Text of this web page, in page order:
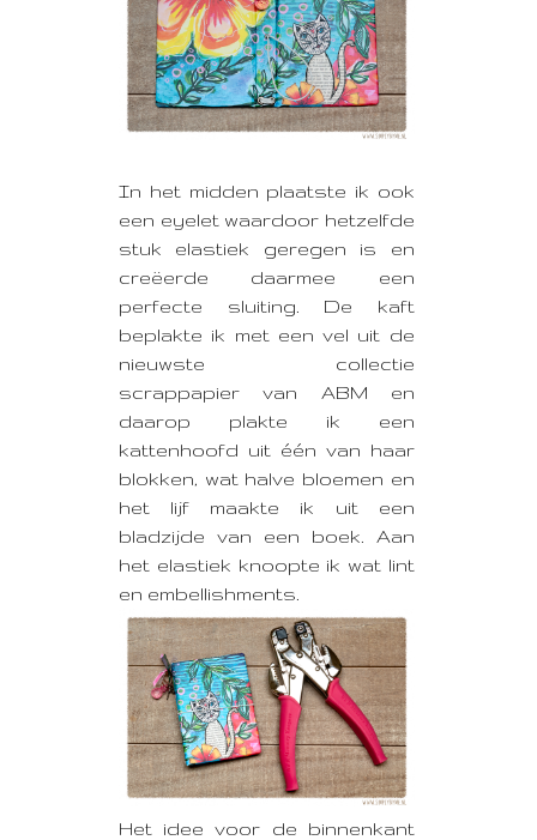
In het midden plaatste ik ook
een eyelet waardoor hetzelfde
stuk elastiek geregen is en
creëerde daarmee een
perfecte sluiting. De kaft
beplakte ik met een vel uit de
nieuwste collectie
scrappapier van ABM en
daarop plakte ik een
kattenhoofd uit één van haar
blokken, wat halve bloemen en
het lijf maakte ik uit een
bladzijde van een boek. Aan
het elastiek knoopte ik wat lint
en embellishments.
Het idee voor de binnenkant